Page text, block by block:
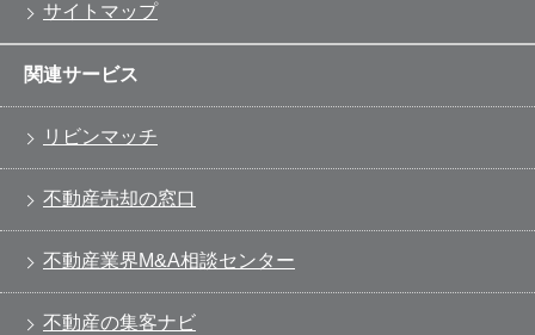
サイトマップ
関連サービス
リビンマッチ
不動産売却の窓口
不動産業界M&A相談センター
不動産の集客ナビ